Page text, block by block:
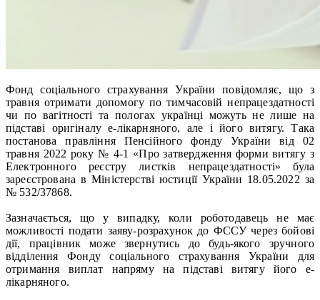
Фонд соціального страхування України повідомляє, що з
травня отримати допомогу по тимчасовій непрацездатності
чи по вагітності та пологах українці можуть не лише на
підставі оригіналу е-лікарняного, але і його витягу. Така
постанова правління Пенсійного фонду України від 02
травня 2022 року № 4-1 «Про затвердження форми витягу з
Електронного реєстру листків непрацездатності» була
зареєстрована в Міністерстві юстиції України 18.05.2022 за
№ 532/37868.
Зазначається, що у випадку, коли роботодавець не має
можливості подати заяву-розрахунок до ФССУ через бойові
дії, працівник може звернутись до будь-якого зручного
відділення Фонду соціального страхування України для
отримання виплат напряму на підставі витягу його е-
лікарняного.